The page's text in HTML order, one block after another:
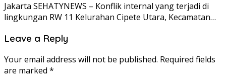
Jakarta SEHATYNEWS – Konflik internal yang terjadi di
lingkungan RW 11 Kelurahan Cipete Utara, Kecamatan…
Leave a Reply
Your email address will not be published. Required fields
are marked *